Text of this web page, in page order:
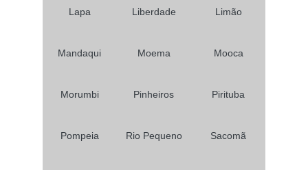
Lapa Liberdade Limão
Mandaqui Moema Mooca
Morumbi Pinheiros Pirituba
Pompeia Rio Pequeno Sacomã